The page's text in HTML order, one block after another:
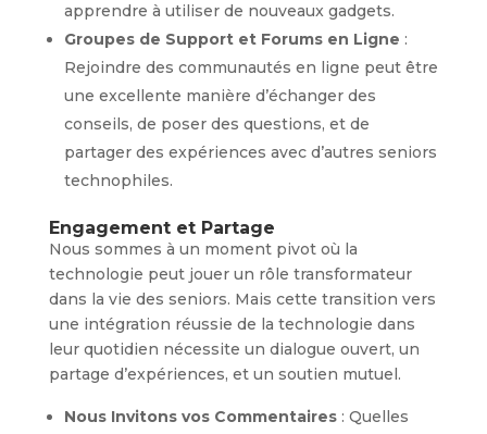
apprendre à utiliser de nouveaux gadgets.
Groupes de Support et Forums en Ligne :
Rejoindre des communautés en ligne peut être
une excellente manière d’échanger des
conseils, de poser des questions, et de
partager des expériences avec d’autres seniors
technophiles.
Engagement et Partage
Nous sommes à un moment pivot où la
technologie peut jouer un rôle transformateur
dans la vie des seniors. Mais cette transition vers
une intégration réussie de la technologie dans
leur quotidien nécessite un dialogue ouvert, un
partage d’expériences, et un soutien mutuel.
Nous Invitons vos Commentaires: Quelles